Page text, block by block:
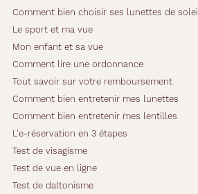
Comment bien choisir ses lunettes de soleil
Le sport et ma vue
Mon enfant et sa vue
Comment lire une ordonnance
Tout savoir sur votre remboursement
Comment bien entretenir mes lunettes
Comment bien entretenir mes lentilles
L'e-réservation en 3 étapes
Test de visagisme
Test de vue en ligne
Test de daltonisme